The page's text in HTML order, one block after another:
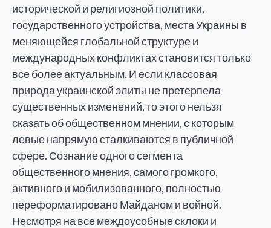
исторической и религиозной политики,
государственного устройства, места Украины в
меняющейся глобальной структуре и
международных конфликтах становится только
все более актуальным. И если классовая
природа украинской элиты не претерпела
существенных изменений, то этого нельзя
сказать об общественном мнении, с которым
левые напрямую сталкиваются в публичной
сфере. Сознание одного сегмента
общественного мнения, самого громкого,
активного и мобилизованного, полностью
переформатировано Майданом и войной.
Несмотря на все междоусобные склоки и